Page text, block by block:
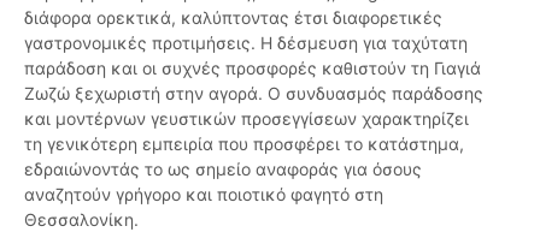
διάφορα ορεκτικά, καλύπτοντας έτσι διαφορετικές
γαστρονομικές προτιμήσεις. Η δέσμευση για ταχύτατη
παράδοση και οι συχνές προσφορές καθιστούν τη Γιαγιά
Ζωζώ ξεχωριστή στην αγορά. Ο συνδυασμός παράδοσης
και μοντέρνων γευστικών προσεγγίσεων χαρακτηρίζει
τη γενικότερη εμπειρία που προσφέρει το κατάστημα,
εδραιώνοντάς το ως σημείο αναφοράς για όσους
αναζητούν γρήγορο και ποιοτικό φαγητό στη
Θεσσαλονίκη.